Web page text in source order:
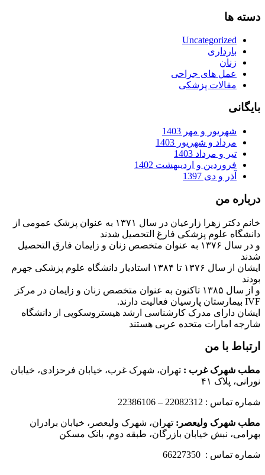
دسته ها
Uncategorized
بارداری
زنان
عمل های جراحی
مقالات پزشکی
بایگانی
شهریور و مهر 1403
مرداد و شهریور 1403
تیر و مرداد 1403
فروردین و اردیبهشت 1402
آذر و دی 1397
درباره من
خانم دکتر زهرا زارعیان در سال ۱۳۷۱ به عنوان پزشک عمومی از
دانشگاه علوم پزشکی فارغ التحصیل شدند
و در سال ۱۳۷۶ به عنوان متخصص زنان و زایمان فارق التحصیل
شدند
ایشان از سال ۱۳۷۶ تا ۱۳۸۴ استادیار دانشگاه علوم پزشکی جهرم
بودند
و از سال ۱۳۸۵ تاکنون به عنوان متخصص زنان و زایمان در مرکز
IVF بیمارستان پارسیان فعالیت دارند.
ایشان دارای مدرک کارشناسی ارشد هیستروسکوپی از دانشگاه
شارجه امارات متحده عربی هستند
ارتباط با من
مطب شهرک غرب : تهران، شهرک غرب، خیابان فرحزادی، خیابان
نورانی، پلاک ۴۱
شماره تماس : 22082312 – 22386106
مطب شهرک ولیعصر: تهران، شهرک ولیعصر، خیابان برادران
بهرامی، نبش خیابان بازرگان، طبقه دوم، بانک مسکن
شماره تماس : 66227350